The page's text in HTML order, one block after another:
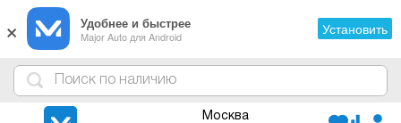
4
1
3
2
Москва
× Удобнее и быстрее
Major Auto для Android Установить